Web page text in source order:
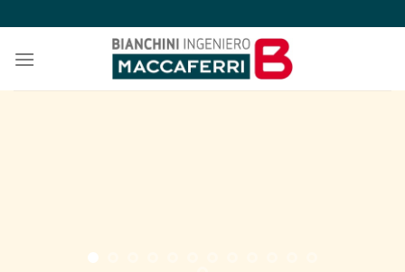
to
content